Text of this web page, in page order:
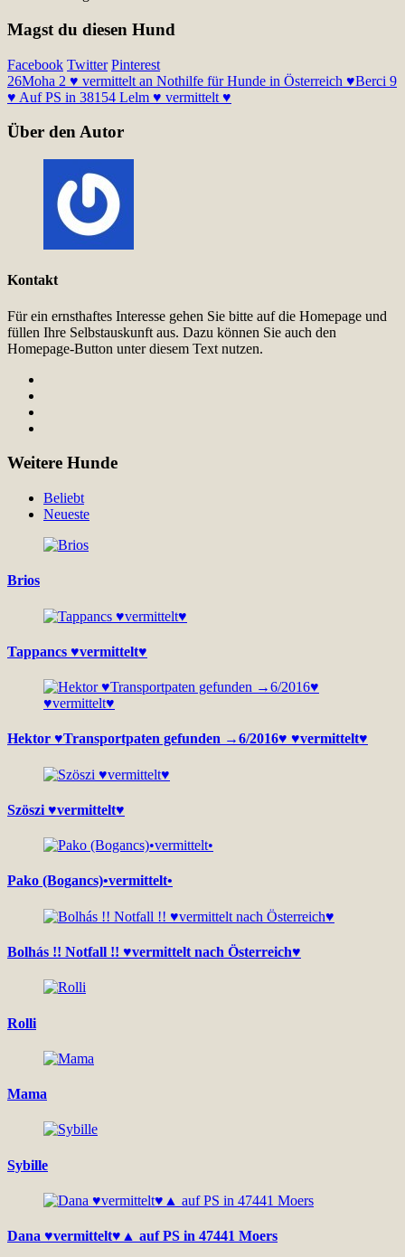
Magst du diesen Hund
Facebook Twitter Pinterest
26Moha 2 ♥ vermittelt an Nothilfe für Hunde in Österreich ♥Berci 9
♥ Auf PS in 38154 Lelm ♥ vermittelt ♥
Über den Autor
Kontakt
Für ein ernsthaftes Interesse gehen Sie bitte auf die Homepage und
füllen Ihre Selbstauskunft aus. Dazu können Sie auch den
Homepage-Button unter diesem Text nutzen.
Weitere Hunde
Beliebt
Neueste
Brios
Tappancs ♥vermittelt♥
Hektor ♥Transportpaten gefunden →6/2016♥ ♥vermittelt♥
Szöszi ♥vermittelt♥
Pako (Bogancs)•vermittelt•
Bolhás !! Notfall !! ♥vermittelt nach Österreich♥
Rolli
Mama
Sybille
Dana ♥vermittelt♥▲ auf PS in 47441 Moers